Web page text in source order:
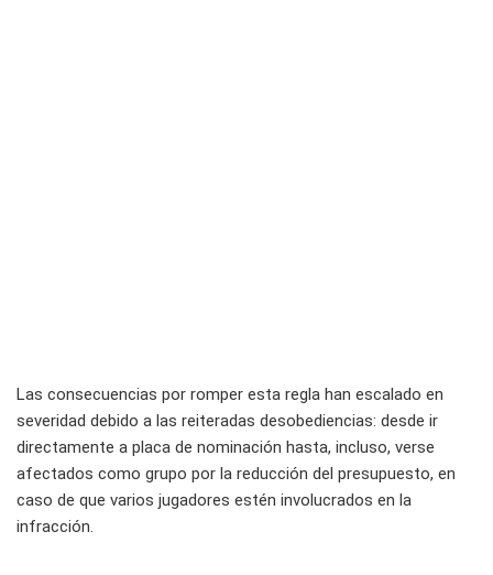
Las consecuencias por romper esta regla han escalado en
severidad debido a las reiteradas desobediencias: desde ir
directamente a placa de nominación hasta, incluso, verse
afectados como grupo por la reducción del presupuesto, en
caso de que varios jugadores estén involucrados en la
infracción.